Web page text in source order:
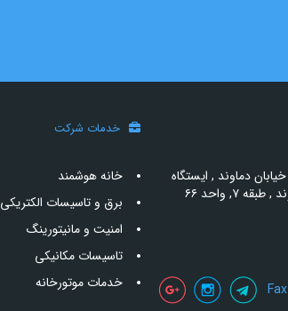
دماوند , ایستگاه
۷, واحد ۶۶
خدمات شرکت
خانه هوشمند
برق و تاسیسات الکتریکی
امنیت و مانیتورینگ
تاسیسات مکانیکی
خدمات موتورخانه